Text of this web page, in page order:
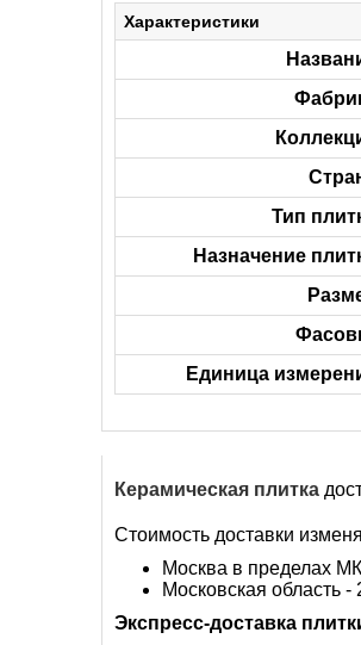
Характеристики
Тип
Назначение
Единица
Керамическая плитка
Стоимость доставки
Москва в пределах
Московская область -
Экспресс-доставка